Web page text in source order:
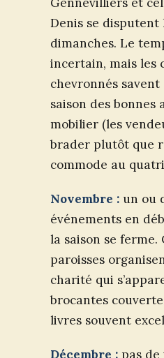
Denis se disputent
dimanches. Le
incertain, mais les
chevronnés savent
saison des bonnes
mobilier (les
brader plutôt que
commode au
Novembre : un ou
événements en
la saison se ferme.
paroisses
charité qui
brocantes
livres souvent
Décembre : pas